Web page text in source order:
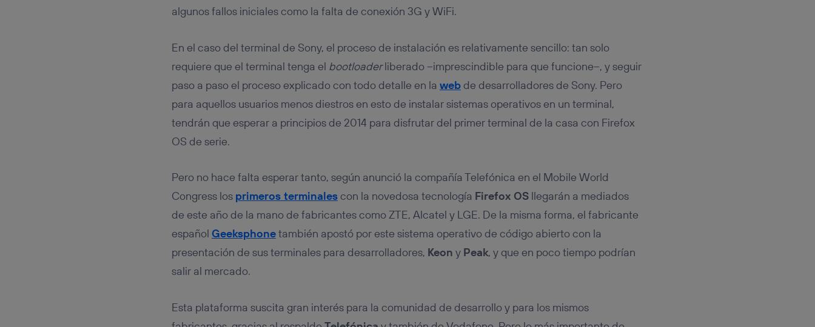
algunos fallos iniciales como la falta de conexión 3G y WiFi.
En el caso del terminal de Sony, el proceso de instalación es relativamente sencillo: tan solo
requiere que el terminal tenga el bootloaderliberado –imprescindible para que funcione–, y seguir
paso a paso el proceso explicado con todo detalle en la webde desarrolladores de Sony. Pero
para aquellos usuarios menos diestros en esto de instalar sistemas operativos en un terminal,
tendrán que esperar a principios de 2014 para disfrutar del primer terminal de la casa con Firefox
OS de serie.
Pero no hace falta esperar tanto, según anunció la compañía Telefónica en el Mobile World
Congress los primeros terminalescon la novedosa tecnología Firefox OSllegarán a mediados
de este año de la mano de fabricantes como ZTE, Alcatel y LGE. De la misma forma, el fabricante
español Geeksphonetambién apostó por este sistema operativo de código abierto con la
presentación de sus terminales para desarrolladores, Keon y Peak, y que en poco tiempo podrían
salir al mercado.
Esta plataforma suscita gran interés para la comunidad de desarrollo y para los mismos